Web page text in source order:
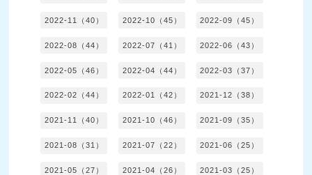
2022-11（40） 2022-10（45） 2022-09（45）
2022-08（44） 2022-07（41） 2022-06（43）
2022-05（46） 2022-04（44） 2022-03（37）
2022-02（44） 2022-01（42） 2021-12（38）
2021-11（40） 2021-10（46） 2021-09（35）
2021-08（31） 2021-07（22） 2021-06（25）
2021-05（27） 2021-04（26） 2021-03（25）